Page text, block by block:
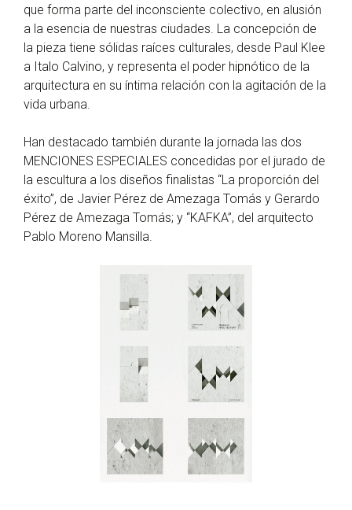
que forma parte del inconsciente colectivo, en alusión
a la esencia de nuestras ciudades. La concepción de
la pieza tiene sólidas raíces culturales, desde Paul Klee
a Italo Calvino, y representa el poder hipnótico de la
arquitectura en su íntima relación con la agitación de la
vida urbana.
Han destacado también durante la jornada las dos
MENCIONES ESPECIALES concedidas por el jurado de
la escultura a los diseños finalistas “La proporción del
éxito”, de Javier Pérez de Amezaga Tomás y Gerardo
Pérez de Amezaga Tomás; y “KAFKA”, del arquitecto
Pablo Moreno Mansilla.